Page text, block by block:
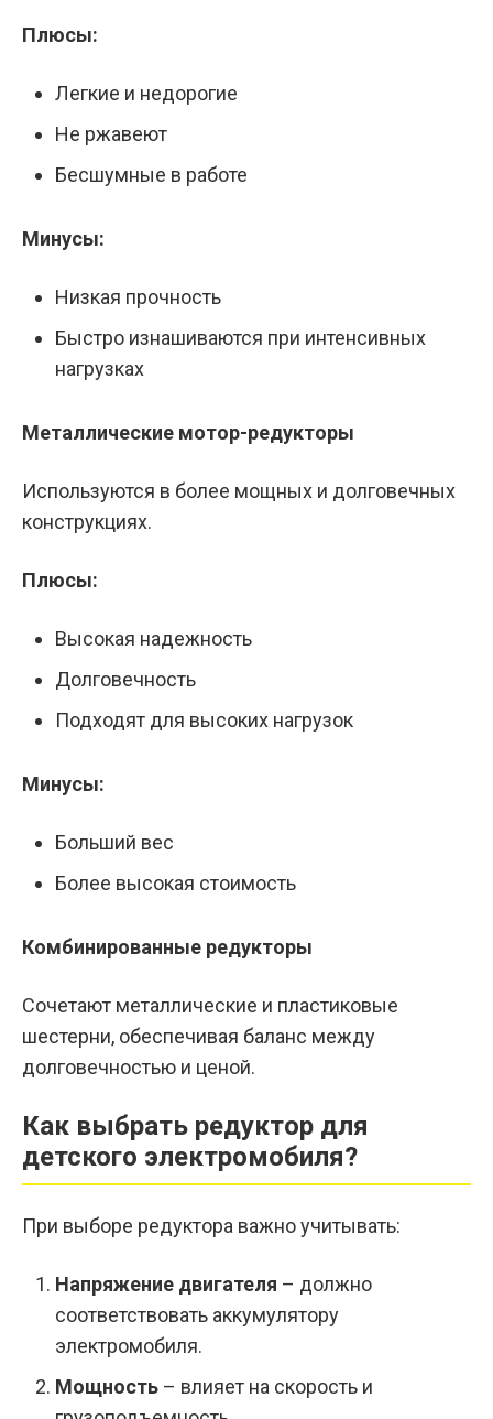
Плюсы:
Легкие и недорогие
Не ржавеют
Бесшумные в работе
Минусы:
Низкая прочность
Быстро изнашиваются при интенсивных
нагрузках
Металлические мотор-редукторы
Используются в более мощных и долговечных
конструкциях.
Плюсы:
Высокая надежность
Долговечность
Подходят для высоких нагрузок
Минусы:
Больший вес
Более высокая стоимость
Комбинированные редукторы
Сочетают металлические и пластиковые
шестерни, обеспечивая баланс между
долговечностью и ценой.
Как выбрать редуктор для
детского электромобиля?
При выборе редуктора важно учитывать:
Напряжение двигателя – должно
соответствовать аккумулятору
электромобиля.
Мощность – влияет на скорость и